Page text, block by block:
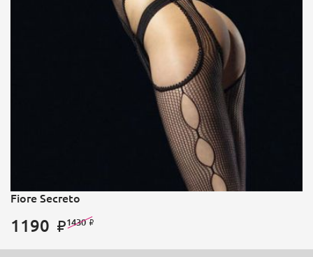
Fiore Secreto
1190 1430